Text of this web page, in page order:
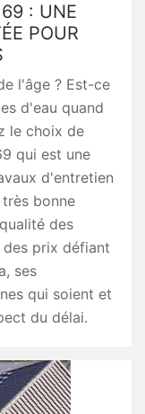
: UNE
POUR
l'âge ? Est-ce
d'eau quand
le choix de
qui est une
d'entretien
bonne
des
prix défiant
ses
qui soient et
du délai.